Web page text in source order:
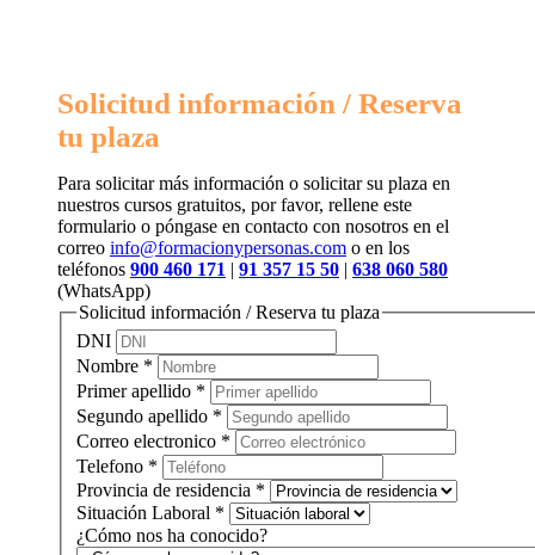
Solicitud información / Reserva
tu plaza
Para solicitar más información o solicitar su plaza en
nuestros cursos gratuitos, por favor, rellene este
formulario o póngase en contacto con nosotros en el
correo info@formacionypersonas.com o en los
teléfonos 900 460 171 | 91 357 15 50 | 638 060 580
(WhatsApp)
Solicitud información / Reserva tu plaza
DNI
Nombre *
Primer apellido *
Segundo apellido *
Correo electronico *
Telefono *
Provincia de residencia *
Situación Laboral *
¿Cómo nos ha conocido?